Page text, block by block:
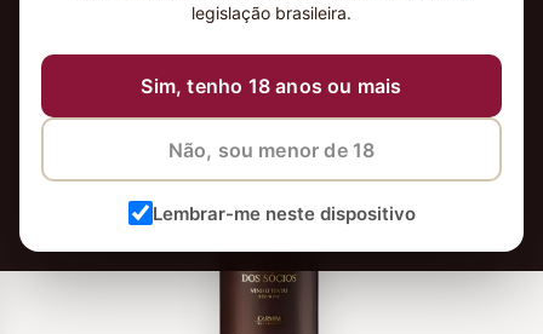
legislação brasileira.
Sim, tenho 18 anos ou mais
Não, sou menor de 18
Lembrar-me neste dispositivo